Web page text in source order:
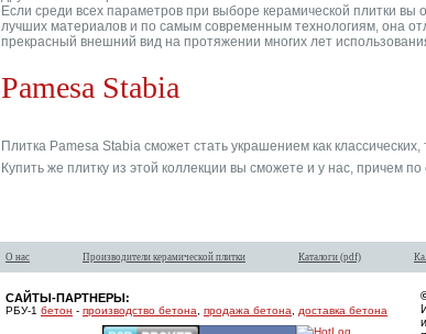
Если среди всех параметров при выборе керамической плитки вы
лучших материалов и по самым современным технологиям, она
прекрасный внешний вид на протяжении многих лет
Pamesa Stabia
Плитка Pamesa Stabia сможет стать украшением как
Купить же плитку из этой коллекции вы сможете и у нас, причем
О нас Производители керамической плитки Каталоги (pdf)
САЙТЫ-ПАРТНЕРЫ:
РБУ-1 бетон - производство бетона продажа бетона доставка бетона